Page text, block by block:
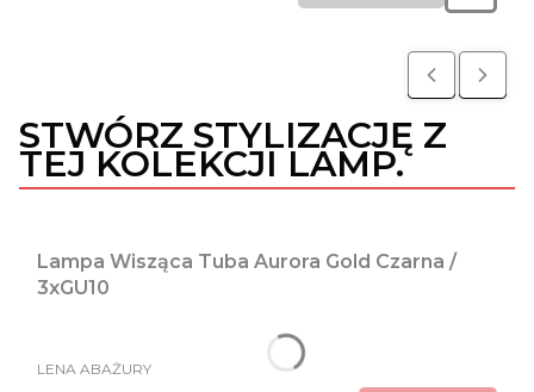
STWÓRZ STYLIZACJĘ Z
TEJ KOLEKCJI LAMP.
Lampa Wisząca Tuba Aurora Gold Czarna /
3xGU10
PRODUCENT
LENA ABAŻURY